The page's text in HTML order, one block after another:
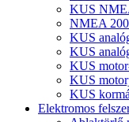
KUS
NMEA
KUS
KUS
KUS
KUS
KUS
Elektromos